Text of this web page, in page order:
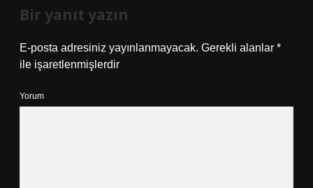
Bir yanıt yazın
E-posta adresiniz yayınlanmayacak. Gerekli alanlar *
ile işaretlenmişlerdir
Yorum